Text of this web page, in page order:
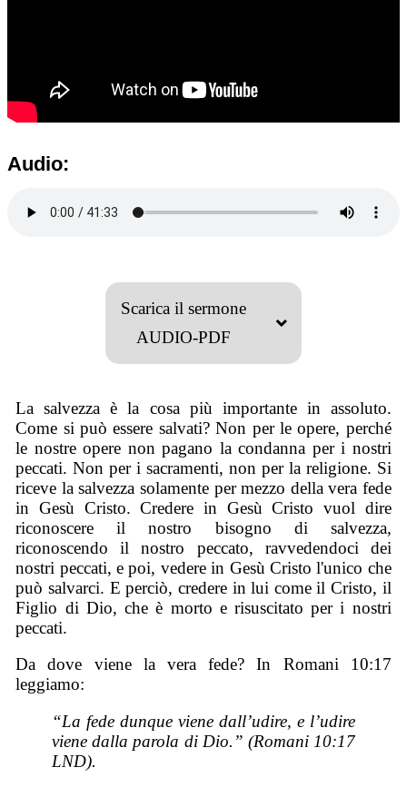
Audio:
Scarica il sermone
AUDIO-PDF
La salvezza è la cosa più importante in assoluto.
Come si può essere salvati? Non per le opere, perché
le nostre opere non pagano la condanna per i nostri
peccati. Non per i sacramenti, non per la religione. Si
riceve la salvezza solamente per mezzo della vera fede
in Gesù Cristo. Credere in Gesù Cristo vuol dire
riconoscere il nostro bisogno di salvezza,
riconoscendo il nostro peccato, ravvedendoci dei
nostri peccati, e poi, vedere in Gesù Cristo l'unico che
può salvarci. E perciò, credere in lui come il Cristo, il
Figlio di Dio, che è morto e risuscitato per i nostri
peccati.
Da dove viene la vera fede? In Romani 10:17
leggiamo:
“La fede dunque viene dall’udire, e l’udire
viene dalla parola di Dio.” (Romani 10:17
LND).